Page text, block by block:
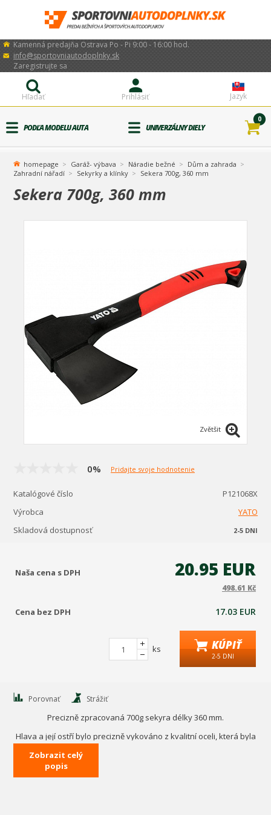
Kamenná predajňa Ostrava Po - Pi 9:00 - 16:00 hod.
info@sportovniautodoplnky.sk
Jazyk
Prihlásiť
Zaregistrujte sa
Hľadať
PODĽA MODELU AUTA UNIVERZÁLNY DIELY
0
homepage Garáž- výbava Náradie bežné
Dům a zahrada
Zahradní nářadí
Sekyrky a klínky Sekera 700g, 360 mm
Sekera 700g, 360 mm
Zvětšit
0% Pridajte svoje hodnotenie
Katalógové číslo
P121068X
Výrobca
YATO
Skladová dostupnosť
2-5 DNI
Naša cena s DPH 20.95 EUR
498.61 Kč
Cena bez DPH 17.03 EUR
ks KÚPIŤ
2-5 DNI
Porovnať Strážiť
Precizně zpracovaná 700g sekyra délky 360 mm.
Hlava a její ostří bylo precizně vykováno z kvalitní oceli, která byla
po zpracování kalená a temperovaná pro ještě lepší vlastnosti.
Zobrazit celý
popis